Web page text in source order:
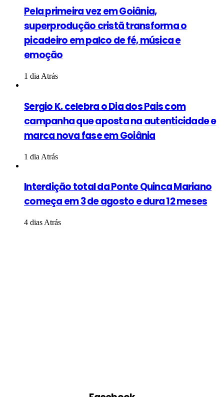
Pela primeira vez em Goiânia,
superprodução cristã transforma o
picadeiro em palco de fé, música e
emoção
1 dia Atrás
Sergio K. celebra o Dia dos Pais com
campanha que aposta na autenticidade e
marca nova fase em Goiânia
1 dia Atrás
Interdição total da Ponte Quinca Mariano
começa em 3 de agosto e dura 12 meses
4 dias Atrás